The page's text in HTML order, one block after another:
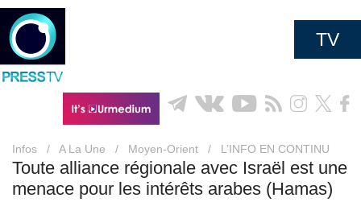
TV
Infos / A La Une / Moyen-Orient / L’INFO EN CONTINU
Toute alliance régionale avec Israël est une
menace pour les intérêts arabes (Hamas)